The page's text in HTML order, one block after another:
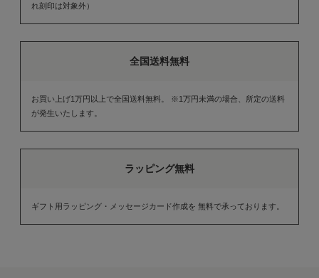
れ刻印は対象外）
全国送料無料
お買い上げ1万円以上で全国送料無料。 ※1万円未満の場合、所定の送料
が発生いたします。
ラッピング無料
ギフト用ラッピング・メッセージカード作成を 無料で承っております。